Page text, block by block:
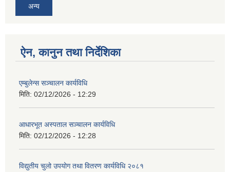
अन्य
ऐन, कानुन तथा निर्देशिका
एम्बुलेन्स सञ्चालन कार्यविधि
मिति: 02/12/2026 - 12:29
आधारभूत अस्पताल सञ्चालन कार्यविधि
मिति: 02/12/2026 - 12:28
विद्युतीय चुलो उपयोग तथा वितरण कार्यविधि २०८१